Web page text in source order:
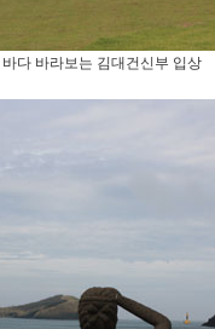
바다 바라보는 김대건신부 입상